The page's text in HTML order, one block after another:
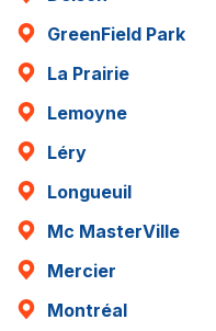
GreenField Park
La Prairie
Lemoyne
Léry
Longueuil
Mc MasterVille
Mercier
Montréal